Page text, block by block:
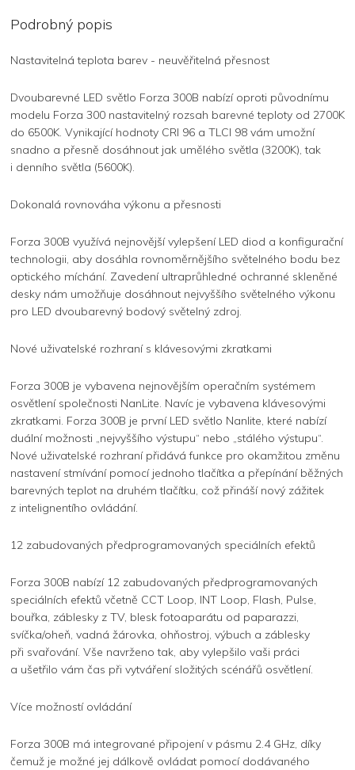
Podrobný popis
Nastavitelná teplota barev - neuvěřitelná přesnost
Dvoubarevné LED světlo Forza 300B nabízí oproti původnímu
modelu Forza 300 nastavitelný rozsah barevné teploty od 2700K
do 6500K. Vynikající hodnoty CRI 96 a TLCI 98 vám umožní
snadno a přesně dosáhnout jak umělého světla (3200K), tak
i denního světla (5600K).
Dokonalá rovnováha výkonu a přesnosti
Forza 300B využívá nejnovější vylepšení LED diod a konfigurační
technologii, aby dosáhla rovnoměrnějšího světelného bodu bez
optického míchání. Zavedení ultraprůhledné ochranné skleněné
desky nám umožňuje dosáhnout nejvyššího světelného výkonu
pro LED dvoubarevný bodový světelný zdroj.
Nové uživatelské rozhraní s klávesovými zkratkami
Forza 300B je vybavena nejnovějším operačním systémem
osvětlení společnosti NanLite. Navíc je vybavena klávesovými
zkratkami. Forza 300B je první LED světlo Nanlite, které nabízí
duální možnosti „nejvyššího výstupu“ nebo „stálého výstupu“.
Nové uživatelské rozhraní přidává funkce pro okamžitou změnu
nastavení stmívání pomocí jednoho tlačítka a přepínání běžných
barevných teplot na druhém tlačítku, což přináší nový zážitek
z intelignentího ovládání.
12 zabudovaných předprogramovaných speciálních efektů
Forza 300B nabízí 12 zabudovaných předprogramovaných
speciálních efektů včetně CCT Loop, INT Loop, Flash, Pulse,
bouřka, záblesky z TV, blesk fotoaparátu od paparazzi,
svíčka/oheň, vadná žárovka, ohňostroj, výbuch a záblesky
při svařování. Vše navrženo tak, aby vylepšilo vaši práci
a ušetřilo vám čas při vytváření složitých scénářů osvětlení.
Více možností ovládání
Forza 300B má integrované připojení v pásmu 2.4 GHz, díky
čemuž je možné jej dálkově ovládat pomocí dodávaného